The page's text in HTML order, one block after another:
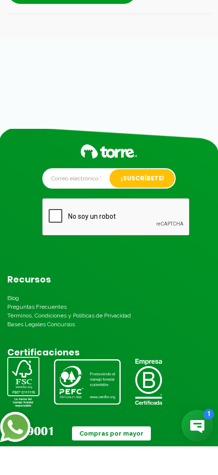
Alternative:
Recursos
Blog
Preguntas Frecuentes
Términos, Condiciones y Políticas de Privacidad
Bases Legales Concursos
Certificaciones
Compras por mayor